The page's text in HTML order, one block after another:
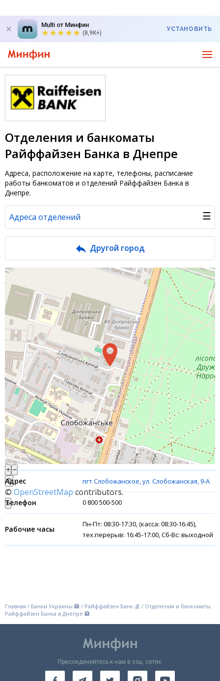
Multi от Минфин
(8,9K+)
УСТАНОВИТЬ
Отделения и банкоматы
Райффайзен Банка в Днепре
Адреса, расположение на карте, телефоны, расписание
работы банкоматов и отделений Райффайзен Банка в
Днепре.
Адреса отделений
Отзывы
Депозиты
Депозиты юр. лиц
Кредити для бізнеса
Кредиты
Интернет-банкинг
Банки-партнеры
Акции
Счета для бизнеса
Финансовые результаты
☰
Другой город
+ −
⇧
©OpenStreetMapcontributors.
»
пгт Cлобожанское, ул. Слобожанская, 9-А
0 800 500-500
Пн-Пт: 08:30-17:30, (касса: 08:30-16:45),
тех.перерыв: 16:45-17:00, Сб-Вс: выходной
Главная / Банки Украины 🏦 / Райффайзен Банк 💰 / Отделения и банкоматы
Райффайзен Банка в Днепре 🏦
Присоединяйтесь к нам в соц. сетях: